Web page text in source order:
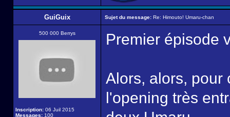
GuiGuix Sujet du message: Re: Himouto! Umaru-chan
500 000 Berrys
Inscription: 06 Juil 2015
Messages: 100
Premier épisode
Alors, alors, pour
l'opening très